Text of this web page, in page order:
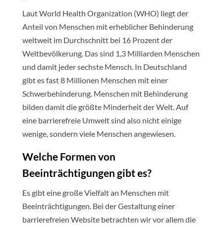
Laut World Health Organization (WHO) liegt der
Anteil von Menschen mit erheblicher Behinderung
weltweit im Durchschnitt bei 16 Prozent der
Weltbevölkerung. Das sind 1,3 Milliarden Menschen
und damit jeder sechste Mensch. In Deutschland
gibt es fast 8 Millionen Menschen mit einer
Schwerbehinderung. Menschen mit Behinderung
bilden damit die größte Minderheit der Welt. Auf
eine barrierefreie Umwelt sind also nicht einige
wenige, sondern viele Menschen angewiesen.
Welche Formen von
Beeinträchtigungen gibt es?
Es gibt eine große Vielfalt an Menschen mit
Beeinträchtigungen. Bei der Gestaltung einer
barrierefreien Website betrachten wir vor allem die